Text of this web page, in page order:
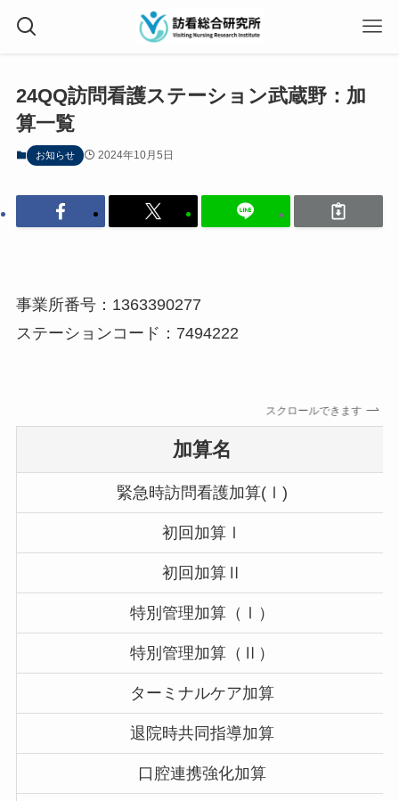
24QQ訪問看護ステーション武蔵野：加
算一覧
お知らせ 2024年10月5日
事業所番号：1363390277
ステーションコード：7494222
スクロールできます
加算名
緊急時訪問看護加算(Ⅰ)
初回加算Ⅰ
初回加算Ⅱ
特別管理加算（Ⅰ）
特別管理加算（Ⅱ）
ターミナルケア加算
退院時共同指導加算
口腔連携強化加算